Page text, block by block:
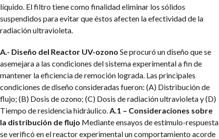
líquido. El filtro tiene como finalidad eliminar los sólidos
suspendidos para evitar que éstos afecten la efectividad de la
radiación ultravioleta.
A.- Diseño del Reactor UV-ozono Se procuró un diseño que se
asemejara a las condiciones del sistema experimental a fin de
mantener la eficiencia de remoción lograda. Las principales
condiciones de diseño consideradas fueron: (A) Distribución de
flujo; (B) Dosis de ozono; (C) Dosis de radiación ultravioleta y (D)
Tiempo de residencia hidráulico.A.1 – Consideraciones sobre
la distribución de flujo Mediante ensayos de estímulo-respuesta
se verificó en el reactor experimental un comportamiento acorde